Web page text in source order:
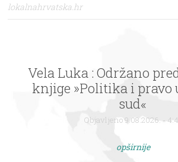
lokalnahrvatska.hr
Vela Luka : Održano
knjige »Politika i pravo
sud«
Objavljeno 9.08.2026. -
opširnije